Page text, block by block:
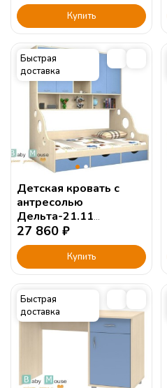
Купить
Быстрая
доставка
Детская кровать с
антресолью
Дельта-21.11
190х90см.
27 860 ₽
Купить
Быстрая
доставка